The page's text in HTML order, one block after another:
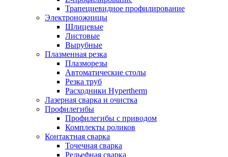
Трапециевидное профилирование
Электроножницы
Шлицевые
Листовые
Вырубные
Плазменная резка
Плазморезы
Автоматические столы
Резка труб
Расходники Hypertherm
Лазерная сварка и очистка
Профилегибы
Профилегибы с приводом
Комплекты роликов
Контактная сварка
Точечная сварка
Рельефная сварка